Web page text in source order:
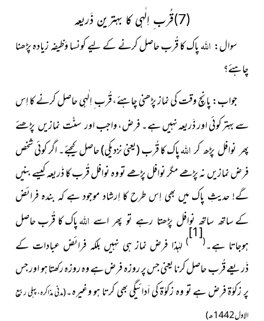
(7)قُرب ِ اِلٰہی کا بہترین ذَریعہ
سوال: اللہپاک کا قُرب حاصل کرنے کے لیے کونسا وَظیفہزیادہ پڑھنا
چاہئے؟
جواب: پانچ وقت کی نماز پڑھنی چاہئے، قُرب ِ اِلٰہی حاصل کرنے کا اِس
سے بہتر کوئی اور ذَریعہ نہیں ہے۔ فرض، واجباور سنَّت نمازیں پڑھئے
پھر نوافل پڑھ کر اللہپاک کا قُرب (یعنینزدیکی) حاصل کیجئے۔ اگر کوئی شخص
فرض نمازیں نہ پڑھے مگر نوافل پڑھے تو وہ نوافل قُرب کا ذَریعہ کیسے بنیں
گے! حدیثِ پاک میں بھی اِس طرح کا اِرشاد موجود ہے کہ بندہ فرائض
کےساتھ ساتھ نوافل پڑھتا رہے تو پھر اسے اللہپاک کا قُرب حاصل
ہوجاتا ہے۔(
[1]
) لہٰذا فرض نماز ہى نہىں بلکہ فرائض عبادات کے
ذَرىعے قُرب حاصل کرنا یعنی جس پر روزہ فرض ہے وہ روزہ رکھتا ہو اور جس
پر زکوٰۃ فرض ہے تو وہ زکوٰۃ کی اَدائیگی بھی کرتا ہو وغیرہ۔(مدنی مذاکرہ، پہلی ربیع
الاول 1442ھ)